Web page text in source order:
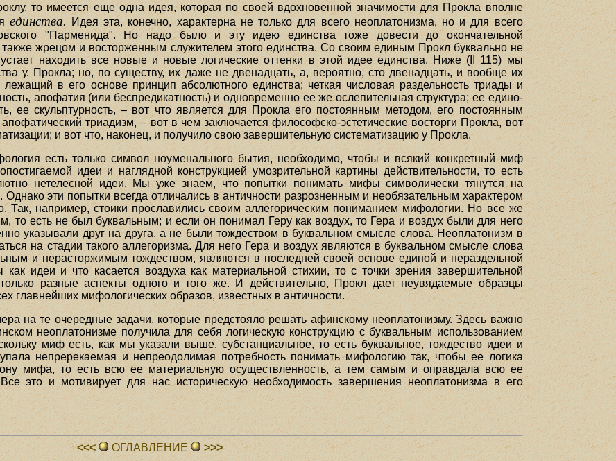
то имеется еще одна идея, которая по своей вдохновенной значимости для Прокла вполне
единства. Идея эта, конечно, характерна не только для всего неоплатонизма, но и для всего
"Парменида". Но надо было и эту идею единства тоже довести до окончательной
также жрецом и восторженным служителем этого единства. Со своим единым Прокл буквально не
находить все новые и новые логические оттенки в этой идее единства. Ниже (II 115) мы
у. Прокла; но, по существу, их даже не двенадцать, а, вероятно, сто двенадцать, и вообще их
лежащий в его основе принцип абсолютного единства; четкая числовая раздельность триады и
апофатия (или беспредикатность) и одновременно ее же ослепительная структура; ее едино-
ее скульптурность, – вот что является для Прокла его постоянным методом, его постоянным
триадизм, – вот в чем заключается философско-эстетические восторги Прокла, вот
и вот что, наконец, и получило свою завершительную систематизацию у Прокла.
есть только символ ноуменального бытия, необходимо, чтобы и всякий конкретный миф
идеи и наглядной конструкцией умозрительной картины действительности, то есть
нетелесной идеи. Мы уже знаем, что попытки понимать мифы символически тянутся на
эти попытки всегда отличались в античности разрозненным и необязательным характером
Так, например, стоики прославились своим аллегорическим пониманием мифологии. Но все же
то есть не был буквальным; и если он понимал Геру как воздух, то Гера и воздух были для него
указывали друг на друга, а не были тождеством в буквальном смысле слова. Неоплатонизм в
на стадии такого аллегоризма. Для него Гера и воздух являются в буквальном смысле слова
и нерасторжимым тождеством, являются в последней своей основе единой и нераздельной
как идеи и что касается воздуха как материальной стихии, то с точки зрения завершительной
разные аспекты одного и того же. И действительно, Прокл дает неувядаемые образцы
главнейших мифологических образов, известных в античности.
на те очередные задачи, которые предстояло решать афинскому неоплатонизму. Здесь важно
неоплатонизме получила для себя логическую конструкцию с буквальным использованием
миф есть, как мы указали выше, субстанциальное, то есть буквальное, тождество идеи и
непререкаемая и непреодолимая потребность понимать мифологию так, чтобы ее логика
мифа, то есть всю ее материальную осуществленность, а тем самым и оправдала всю ее
Все это и мотивирует для нас историческую необходимость завершения неоплатонизма в его
<<< ОГЛАВЛЕHИЕ >>>